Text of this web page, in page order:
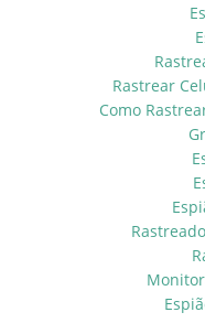
Rastrear
Como